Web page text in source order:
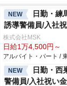
NEW
日勤・練
誘導警備員/入社
株式会社MSK
日給1万4,500円～
アルバイト・パート /
NEW
日勤・西
警備員/入社祝い